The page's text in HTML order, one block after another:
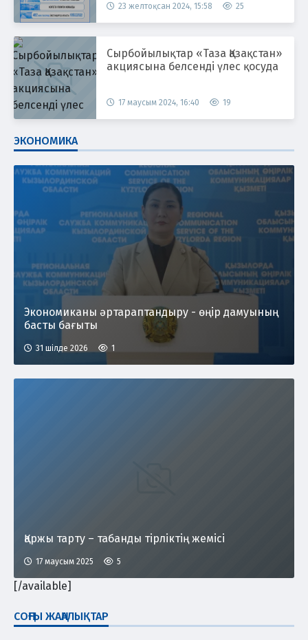
СОҢҒЫ ЖАҢАЛЫҚТАР
23 желтоқсан 2024, 15:58 25
Сырбойылықтар «Таза Қазақстан»
акциясына белсенді үлес қосуда
17 маусым 2024, 16:40 19
ЭКОНОМИКА
Экономиканы әртараптандыру - өңір дамуының
басты бағыты
31 шілде 2026 1
Қаржы тарту – табанды тірліктің жемісі
17 маусым 2025 5
[/available]